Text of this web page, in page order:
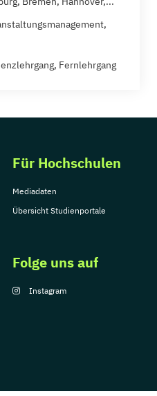
Fernlehrgang
Für Hochschulen
Mediadaten
Übersicht Studienportale
Folge uns auf
Instagram